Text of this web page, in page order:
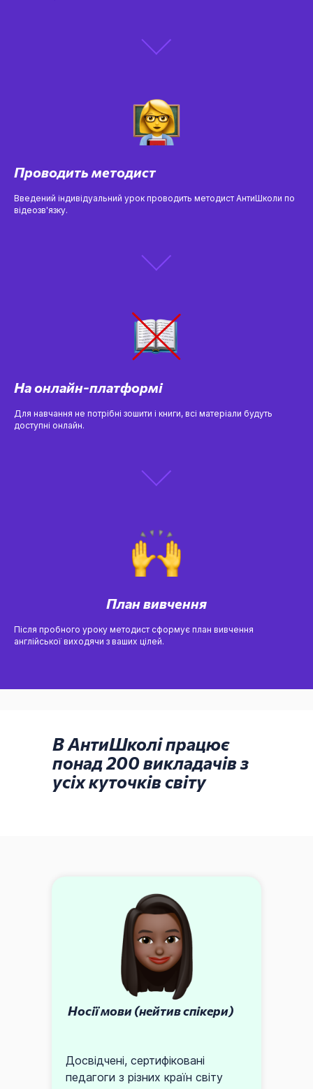
Проводить методист
Введений індивідуальний урок проводить методист АнтиШколи по
відеозв'язку.
На онлайн-платформі
Для навчання не потрібні зошити і книги, всі матеріали будуть
доступні онлайн.
План вивчення
Після пробного уроку методист сформує план вивчення
англійської виходячи з ваших цілей.
В АнтиШколі працює
понад 200 викладачів з
усіх куточків світу
Носії мови (нейтив спікери)
Досвідчені, сертифіковані
педагоги з різних країн світу